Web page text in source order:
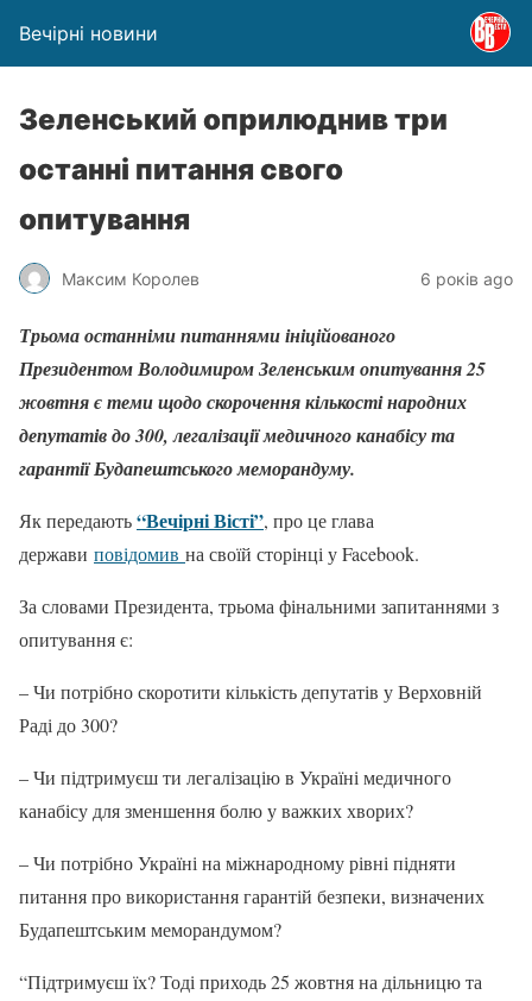
Вечірні новини
Зеленський оприлюднив три
останні питання свого
опитування
Максим Королев 6 років ago
Трьома останніми питаннями ініційованого
Президентом Володимиром Зеленським опитування 25
жовтня є теми щодо скорочення кількості народних
депутатів до 300, легалізації медичного канабісу та
гарантії Будапештського меморандуму.
Як передають“Вечірні Вісті”, про це глава
держави повідомив на своїй сторінці у Facebook.
За словами Президента, трьома фінальними запитаннями з
опитування є:
– Чи потрібно скоротити кількість депутатів у Верховній
Раді до 300?
– Чи підтримуєш ти легалізацію в Україні медичного
канабісу для зменшення болю у важких хворих?
– Чи потрібно Україні на міжнародному рівні підняти
питання про використання гарантій безпеки, визначених
Будапештським меморандумом?
“Підтримуєш їх? Тоді приходь 25 жовтня на дільницю та